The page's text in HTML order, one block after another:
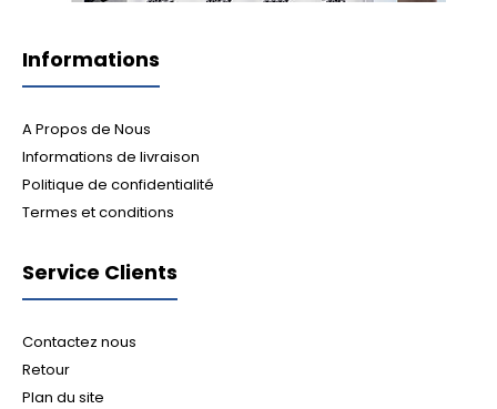
Informations
A Propos de Nous
Informations de livraison
Politique de confidentialité
Termes et conditions
Service Clients
Contactez nous
Retour
Plan du site